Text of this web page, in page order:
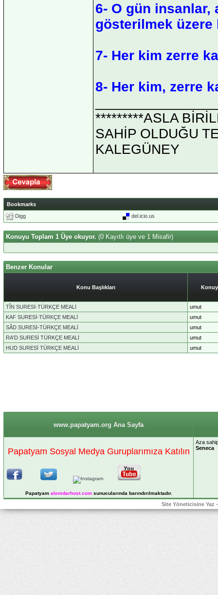
6- O gün insanlar,
gösterilmek üzere
7- Her kim zerre
8- Her kim, zerre
*********ASLA
SAHİP OLDUĞU
KALEGÜNEY
Bookmarks
Digg
del.icio.us
Konuyu Toplam 1 Üye okuyor. (0 Kayıtlı üye ve 1 Misafir)
Benzer Konular
Konu Başlıkları
TÎN SURESİ-TÜRKÇE MEALİ
umut
KAF SURESİ-TÜRKÇE MEALİ
umut
SÂD SURESİ-TÜRKÇE MEALİ
umut
RA'D SURESİ TÜRKÇE MEALİ
umut
HUD SURESİ TÜRKÇE MEALİ
umut
www.papatyam.org Ana Sayfa
Papatyam Sosyal Medya Guruplarımıza Katılın
Papatyam alemdarhost.comsunucularında barındırılmaktadır.
Aza
Seneca
Site Yöneticisine Yaz